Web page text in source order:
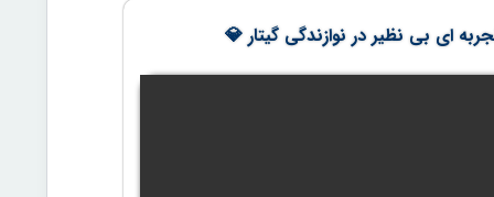
ای بی نظیر در نوازندگی گیتار 💎